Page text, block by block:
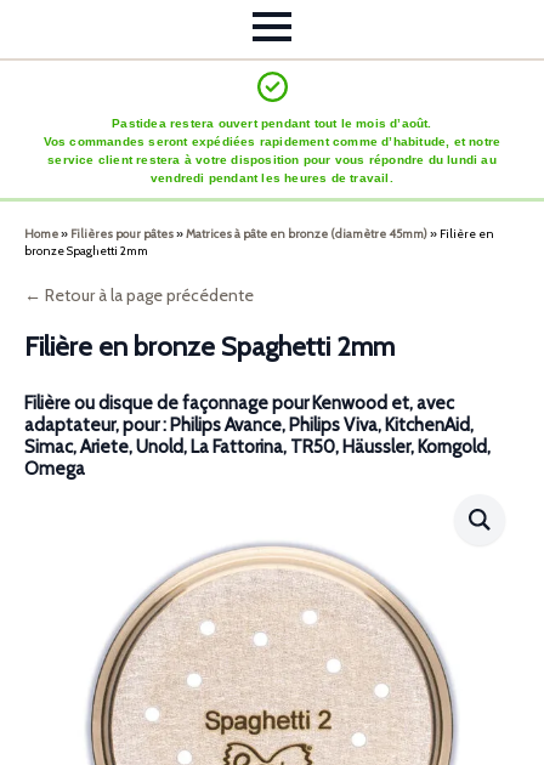
Pastidea restera ouvert pendant tout le mois d’août.
Vos commandes seront expédiées rapidement comme d’habitude, et notre
service client restera à votre disposition pour vous répondre du lundi au
vendredi pendant les heures de travail.
Home» Filières pour pâtes»Matrices à pâte en bronze (diamètre 45mm)» Filière en
bronze Spaghetti 2mm
← Retour à la page précédente
Filière en bronze Spaghetti 2mm
Filière ou disque de façonnage pour Kenwood et, avec
adaptateur, pour : Philips Avance, Philips Viva, KitchenAid,
Simac, Ariete, Unold, La Fattorina, TR50, Häussler, Korngold,
Omega